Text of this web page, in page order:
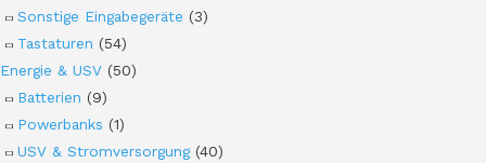
Sonstige Eingabegeräte (3)
Tastaturen (54)
Energie & USV (50)
Batterien (9)
Powerbanks (1)
USV & Stromversorgung (40)